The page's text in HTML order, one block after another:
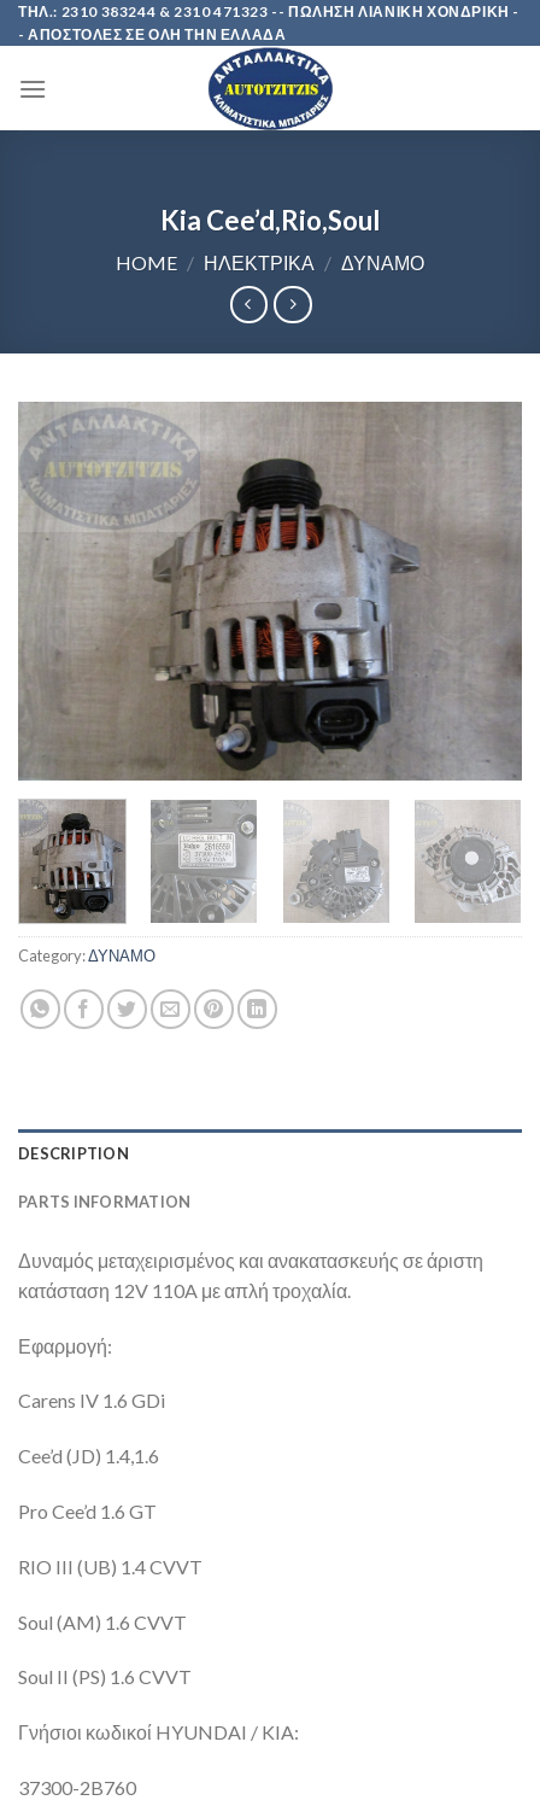
Skip
to
ΤΗΛ.: 2310 383244 & 2310 471323 -- ΠΩΛΗΣΗ ΛΙΑΝΙΚΗ ΧΟΝΔΡΙΚΗ -
- ΑΠΟΣΤΟΛΕΣ ΣΕ ΟΛΗ ΤΗΝ ΕΛΛΑΔΑ
Kia Cee’d,Rio,Soul
HOME / ΗΛΕΚΤΡΙΚΑ / ΔΥΝΑΜΟ
Category:ΔΥΝΑΜΟ
DESCRIPTION
PARTS INFORMATION
Δυναμός μεταχειρισμένος και ανακατασκευής σε άριστη
κατάσταση 12V 110A με απλή τροχαλία.
Εφαρμογή:
Carens IV 1.6 GDi
Cee’d (JD) 1.4,1.6
Pro Cee’d 1.6 GT
RIO III (UB) 1.4 CVVT
Soul (AM) 1.6 CVVT
Soul II (PS) 1.6 CVVT
Γνήσιοι κωδικοί HYUNDAI / KIA:
37300-2B760